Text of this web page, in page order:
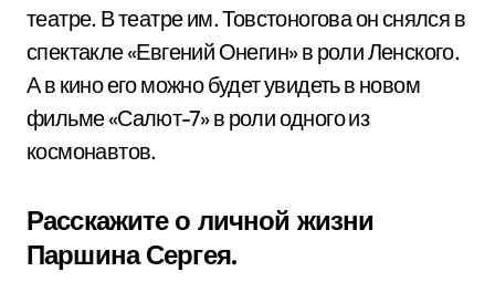
театре. В театре им. Товстоногова он снялся в
спектакле «Евгений Онегин» в роли Ленского.
А в кино его можно будет увидеть в новом
фильме «Салют-7» в роли одного из
космонавтов.
Расскажите о личной жизни
Паршина Сергея.